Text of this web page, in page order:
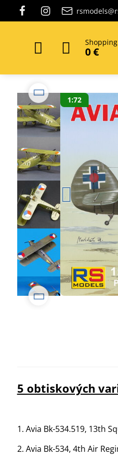
0 €
1:72
5 obtiskových
1. Avia Bk-534.519, 13th
2. Avia Bk-534, 4th Air